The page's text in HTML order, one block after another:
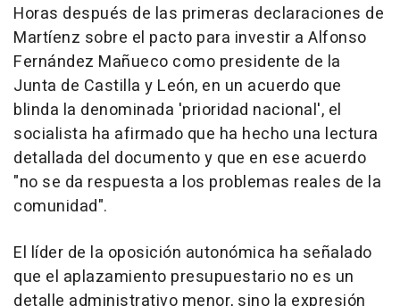
Horas después de las primeras declaraciones de
Martíenz sobre el pacto para investir a Alfonso
Fernández Mañueco como presidente de la
Junta de Castilla y León, en un acuerdo que
blinda la denominada 'prioridad nacional', el
socialista ha afirmado que ha hecho una lectura
detallada del documento y que en ese acuerdo
"no se da respuesta a los problemas reales de la
comunidad".
El líder de la oposición autonómica ha señalado
que el aplazamiento presupuestario no es un
detalle administrativo menor, sino la expresión